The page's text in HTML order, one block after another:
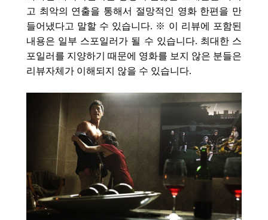
고 최악의 연출을 통해서 절망적인 영화 한편을 만
들어냈다고 말할 수 있습니다. ※ 이 리뷰에 포함된
내용은 일부 스포일러가 될 수 있습니다. 최대한 스
포일러를 지양하기 때문에 영화를 보지 않은 분들은
리뷰자체가 이해되지 않을 수 있습니다.